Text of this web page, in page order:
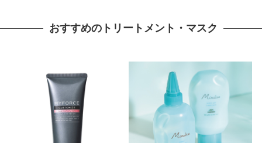
おすすめのトリートメント・マスク